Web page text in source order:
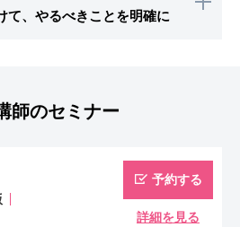
たご家庭に対して、お子さま
るようです。 兄弟が多いこ
自立後の資金計画の見通しも共
ます。将来の見通しが立てら
の不安も解消できました。
て、やるべきことを明確に
ではないか、と漠然とした不
お伝えしていく中で、「グロ
材になって欲しい」との思い
将来を考え、中学以降の進路
師のセミナー
予約する
詳細を見る